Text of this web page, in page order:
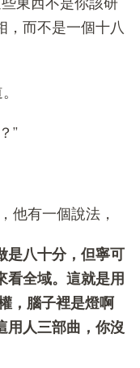
，而不是一個十八
”
他有一個說法，
是八十分，但寧可
看全域。這就是用
，腦子裡是燈啊
用人三部曲，你沒